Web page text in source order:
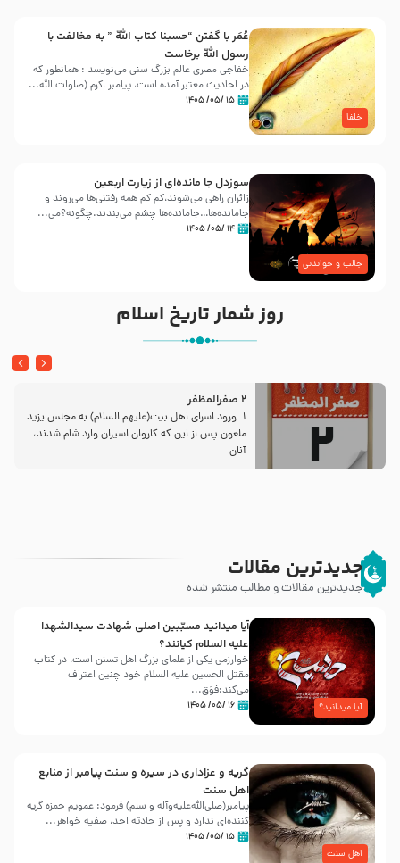
خلفا
عُمَر با گفتن “حسبنا كتاب اللّه ” به مخالفت با
رسول اللّه برخاست
خفاجی مصری عالم بزرگ سنی می‌نویسد : همانطور که
در احادیث معتبر آمده است، پیامبر اکرم (صلوات اللّه...
۱۵ /۰۵/ ۱۴۰۵
جالب و خواندنی
سوزدل جا مانده‌ای از زیارت اربعین
زائران راهی می‌شوند،کم‌ کم همه رفتنی‌ها می‌روند و
جامانده‌ها…جامانده‌ها چشم می‌بندند.چگونه؟می‌...
۱۴ /۰۵/ ۱۴۰۵
روز شمار تاریخ اسلام
2 صفرالمظفر
1ـ ورود اسراى اهل بیت‌(علیهم السلام) به مجلس یزید
ملعون پس از این كه كاروان اسیران وارد شام شدند،
آنان
جدیدترین مقالات
جدیدترین مقالات و مطالب منتشر شده
آیا میدانید؟
آیا میدانید مسبّبین اصلی شهادت سیدالشهدا
علیه ‌السلام کیانند؟
خوارزمی یکی از علمای بزرگ اهل تسنن است، در کتاب
مقتل الحسین علیه ‌السلام خود چنین اعتراف
می‌کند:فوَق...
۱۶ /۰۵/ ۱۴۰۵
اهل سنت
گریه و عزاداری در سیره و سنت پیامبر از منابع
اهل سنت
پیامبر(صلی‌الله‌علیه‌وآله و سلم) فرمود: عمویم حمزه گریه
کننده‌ای ندارد و پس از حادثه احد، صفیه خواهر...
۱۵ /۰۵/ ۱۴۰۵